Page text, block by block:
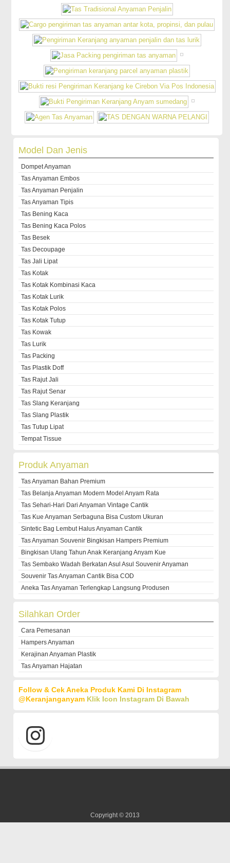
Model Dan Jenis
Dompet Anyaman
Tas Anyaman Embos
Tas Anyaman Penjalin
Tas Anyaman Tipis
Tas Bening Kaca
Tas Bening Kaca Polos
Tas Besek
Tas Decoupage
Tas Jali Lipat
Tas Kotak
Tas Kotak Kombinasi Kaca
Tas Kotak Lurik
Tas Kotak Polos
Tas Kotak Tutup
Tas Kowak
Tas Lurik
Tas Packing
Tas Plastik Doff
Tas Rajut Jali
Tas Rajut Senar
Tas Slang Keranjang
Tas Slang Plastik
Tas Tutup Lipat
Tempat Tissue
Produk Anyaman
Tas Anyaman Bahan Premium
Tas Belanja Anyaman Modern Model Anyam Rata
Tas Sehari-Hari Dari Anyaman Vintage Cantik
Tas Kue Anyaman Serbaguna Bisa Custom Ukuran
Sintetic Bag Lembut Halus Anyaman Cantik
Tas Anyaman Souvenir Bingkisan Hampers Premium
Bingkisan Ulang Tahun Anak Keranjang Anyam Kue
Tas Sembako Wadah Berkatan Asul Asul Souvenir Anyaman
Souvenir Tas Anyaman Cantik Bisa COD
Aneka Tas Anyaman Terlengkap Langsung Produsen
Silahkan Order
Cara Pemesanan
Hampers Anyaman
Kerajinan Anyaman Plastik
Tas Anyaman Hajatan
Follow & Cek Aneka Produk Kami Di Instagram
@keranjanganyam Klik Icon Instagram Di Bawah
Copyright © 2013